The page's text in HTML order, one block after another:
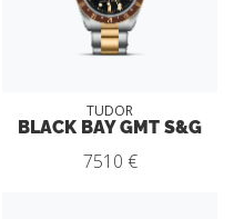
TUDOR
BLACK BAY GMT S&G
7510 €